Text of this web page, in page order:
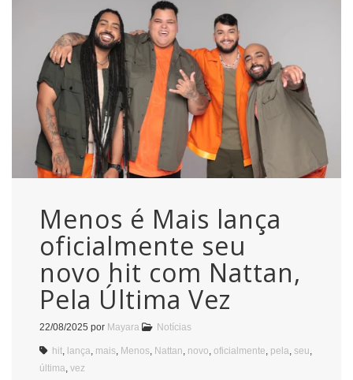
Menos é Mais lança
oficialmente seu
novo hit com Nattan,
Pela Última Vez
22/08/2025 por Mayara Notícias
hit lança mais Menos Nattan novo oficialmente pela seu
última vez